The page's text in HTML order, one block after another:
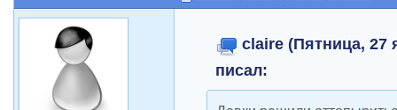
claire (Пятница, 27
писал: